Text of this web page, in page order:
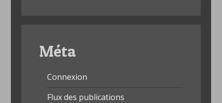
Méta
Connexion
Flux des publications